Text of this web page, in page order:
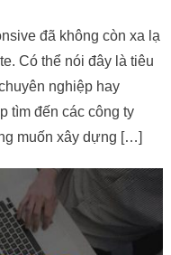
đã không còn xa lạ
Có thể nói đây là tiêu
nghiệp hay
tìm đến các công ty
muốn xây dựng […]